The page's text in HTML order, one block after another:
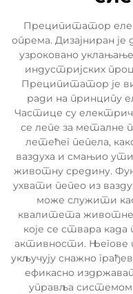
Преципитатор
опрема. Дизајниран
узроковано
индустријских
Преципитатор је
ради на принципу
Частице су
се лепе за металне
летећег пепела,
ваздуха и смањио
животну средину.
ухвати пепео из
може служити
квалитета животне
које се ствара када
активности. Његове
укључују снажно
ефикасно
управља системом